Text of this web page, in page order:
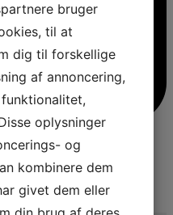
bruger
til at
dig til forskellige
af annoncering,
oplysninger
og
kombinere dem
givet dem eller